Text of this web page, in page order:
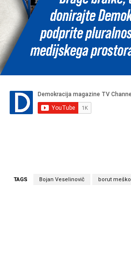
TAGS Bojan Veselinovič borut meško